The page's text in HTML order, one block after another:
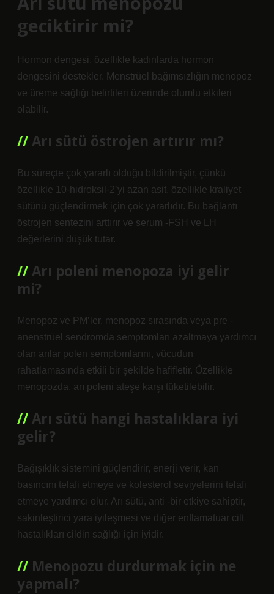
geciktirir mi?
Hormon dengesi, özellikle kadınlarda hormon
dengesini destekler. Menstrüel bağımsızlığın menopoz
ve üreme sağlığı belirtileri üzerinde olumlu etkileri
olabilir.
Arı sütü östrojen artırır mı?
Bu süreçte çok yararlı olduğu bildirilmiştir, çünkü
özellikle 10-hidroksil-2’yi azan asit, özellikle kraliyet
sütünü güçlendirmek için çok yararlıdır. Bu bağlantı
östrojen sentezini arttırır ve serum -FSH ve LH
değerlerini düşük tutar.
Arı poleni menopoza iyi gelir
mi?
Menopoz ve PM’ler, menopoz sırasında veya pre -
anenstrüel sendromda semptomları azaltmaya yardımcı
olan arılar polen semptomlarını, vücudun
rahatlamasında etkili bir şekilde hafifletir. Özellikle
menopozda, arı poleni ateşe karşı tüketilebilir.
Arı sütü hangi hastalıklara iyi
gelir?
Bağışıklık sistemini güçlendirir, enerji verir, kan
basıncını telafi etmeye ve kolesterol seviyelerini telafi
etmeye yardımcı olur. Arı sütü, anti -bir etkiye sahiptir,
sakinleştirici yara iyileşmesi ve diğer enflamatuar cilt
hastalıkları cildin sağlığı için iyidir.
Menopozu durdurmak için ne
yapmalı?